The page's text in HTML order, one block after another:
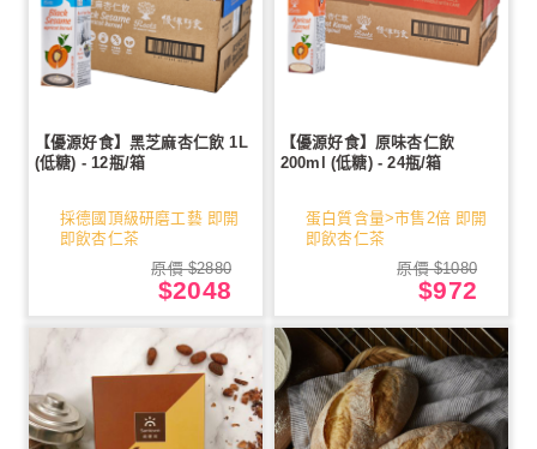
【優源好食】黑芝麻杏仁飲 1L
(低糖) - 12瓶/箱
採德國頂級研磨工藝 即開
即飲杏仁茶
原價 $2880
$2048
【優源好食】原味杏仁飲
200ml (低糖) - 24瓶/箱
蛋白質含量>市售2倍 即開
即飲杏仁茶
原價 $1080
$972